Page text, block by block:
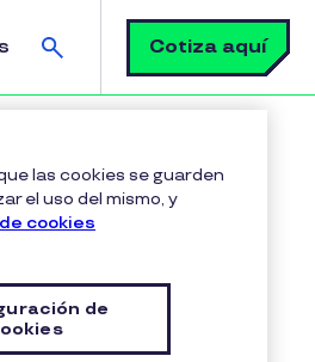
Buscar
Cotiza aquí
activas
activas
las cookies se guarden
el uso del mismo, y
cookies
de